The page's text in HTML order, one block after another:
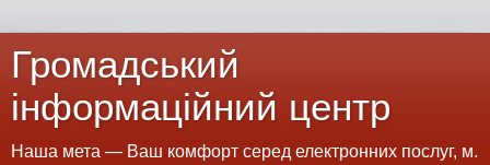
Громадський
інформаційний центр
Наша мета — Ваш комфорт серед електронних послуг, м.